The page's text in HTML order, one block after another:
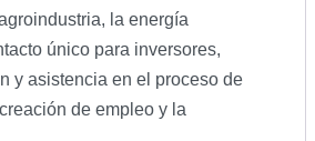
la energía
único para inversores,
y asistencia en el proceso de
de empleo y la